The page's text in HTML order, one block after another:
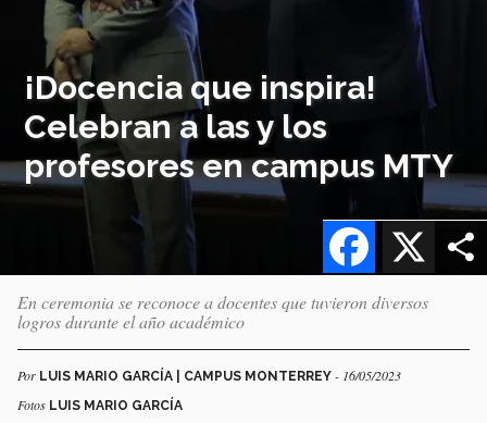
¡Docencia que inspira!
Celebran a las y los
profesores en campus MTY
X
Facebook
En ceremonia se reconoce a docentes que tuvieron diversos
logros durante el año académico
Por LUIS MARIO GARCÍA | CAMPUS MONTERREY - 16/05/2023
Fotos LUIS MARIO GARCÍA